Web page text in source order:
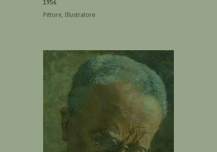
1956
Pittore, Illustratore